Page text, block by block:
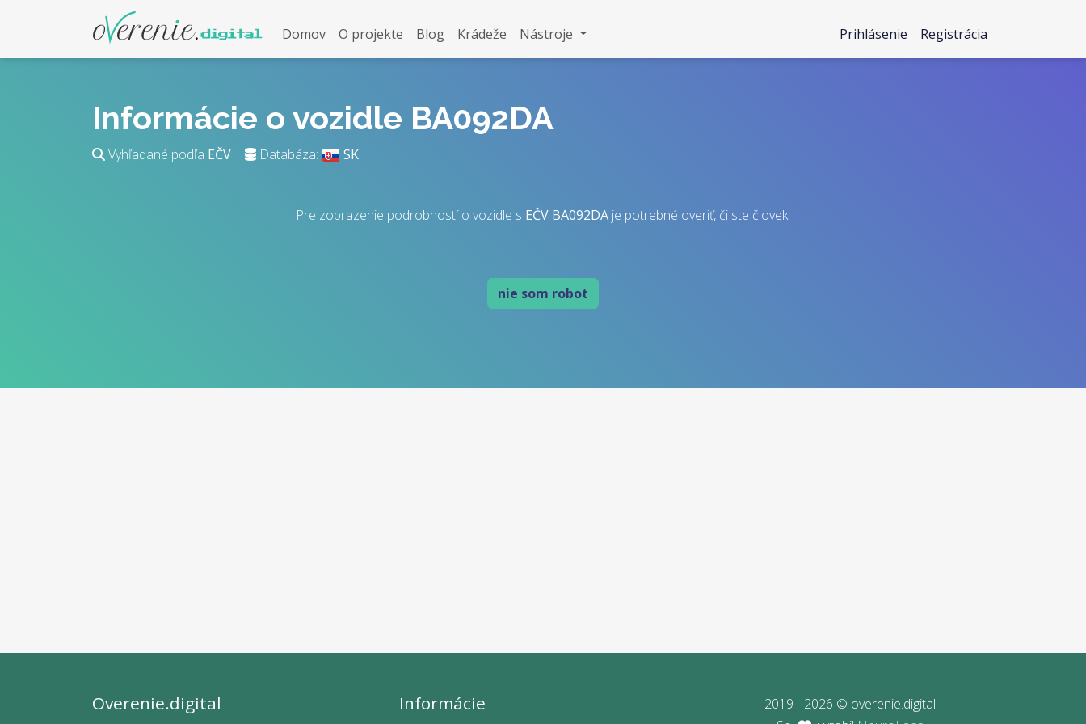
Domov O projekte Blog Krádeže Nástroje Prihlásenie Registrácia
Informácie o vozidle BA092DA
Vyhľadané podľa EČV | Databáza: SK
Pre zobrazenie podrobností o vozidle s EČV BA092DA je potrebné overiť, či ste človek.
nie som robot
Overenie.digital Informácie
2019 - 2026 © overenie.digital